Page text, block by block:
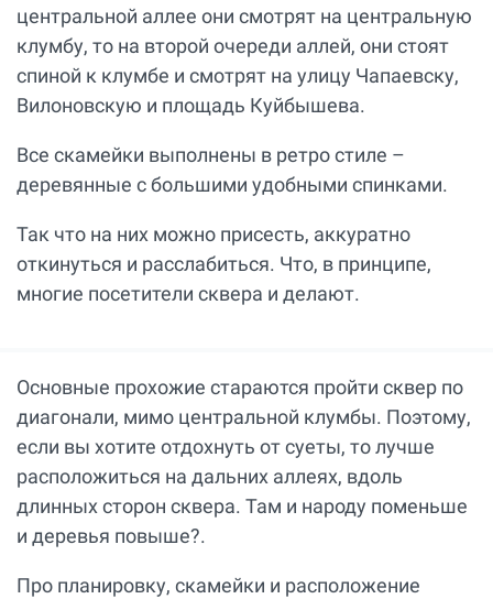
центральной аллее они смотрят на центральную
клумбу, то на второй очереди аллей, они стоят
спиной к клумбе и смотрят на улицу Чапаевску,
Вилоновскую и площадь Куйбышева.
Все скамейки выполнены в ретро стиле –
деревянные с большими удобными спинками.
Так что на них можно присесть, аккуратно
откинуться и расслабиться. Что, в принципе,
многие посетители сквера и делают.
Основные прохожие стараются пройти сквер по
диагонали, мимо центральной клумбы. Поэтому,
если вы хотите отдохнуть от суеты, то лучше
расположиться на дальних аллеях, вдоль
длинных сторон сквера. Там и народу поменьше
и деревья повыше?.
Про планировку, скамейки и расположение